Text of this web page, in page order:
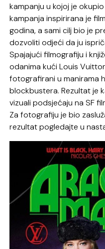
kampanju u kojoj je
kampanja inspirirana je
godina, a sami cilj bio je
dozvoliti odjeći da ju
Spajajući filmografiju i
odanima kući Louis
fotografirani u manirama
blockbustera. Rezultat je
vizuali podsjećaju na SF
Za fotografiju je bio
rezultat pogledajte u